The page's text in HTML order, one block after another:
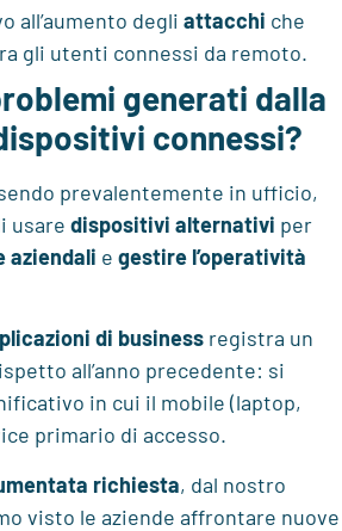
all’aumento degli attacchi che
gli utenti connessi da remoto.
generati dalla
connessi?
prevalentemente in ufficio,
usare dispositivi alternativi per
aziendali e gestire l’operatività
di business registra un
all’anno precedente: si
in cui il mobile (laptop,
primario di accesso.
richiesta, dal nostro
visto le aziende affrontare nuove